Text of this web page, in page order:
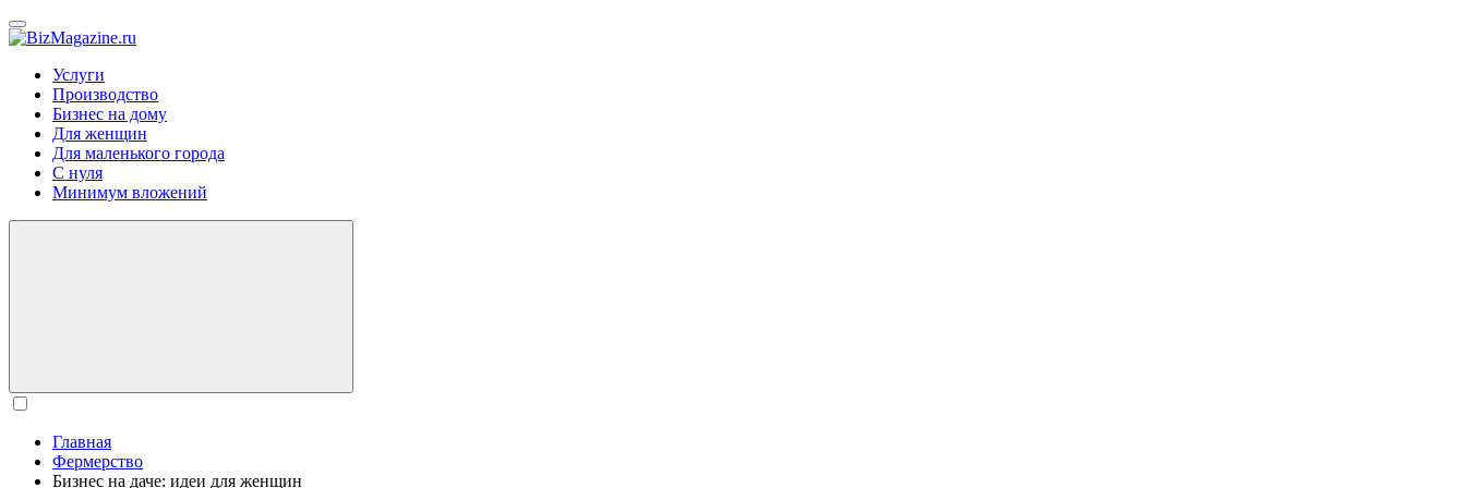
Услуги
Производство
Бизнес на дому
Для женщин
Для маленького города
С нуля
Минимум вложений
Главная
Фермерство
Бизнес на даче: идеи для женщин